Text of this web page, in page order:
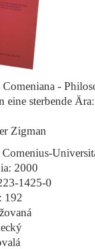
Comeniana -
eine sterbende
Zigman
2000
1425-0
192